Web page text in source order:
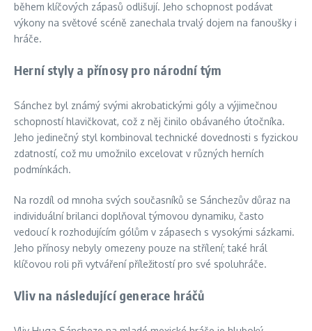
během klíčových zápasů odlišují. Jeho schopnost podávat
výkony na světové scéně zanechala trvalý dojem na fanoušky i
hráče.
Herní styly a přínosy pro národní tým
Sánchez byl známý svými akrobatickými góly a výjimečnou
schopností hlavičkovat, což z něj činilo obávaného útočníka.
Jeho jedinečný styl kombinoval technické dovednosti s fyzickou
zdatností, což mu umožnilo excelovat v různých herních
podmínkách.
Na rozdíl od mnoha svých současníků se Sánchezův důraz na
individuální brilanci doplňoval týmovou dynamiku, často
vedoucí k rozhodujícím gólům v zápasech s vysokými sázkami.
Jeho přínosy nebyly omezeny pouze na střílení; také hrál
klíčovou roli při vytváření příležitostí pro své spoluhráče.
Vliv na následující generace hráčů